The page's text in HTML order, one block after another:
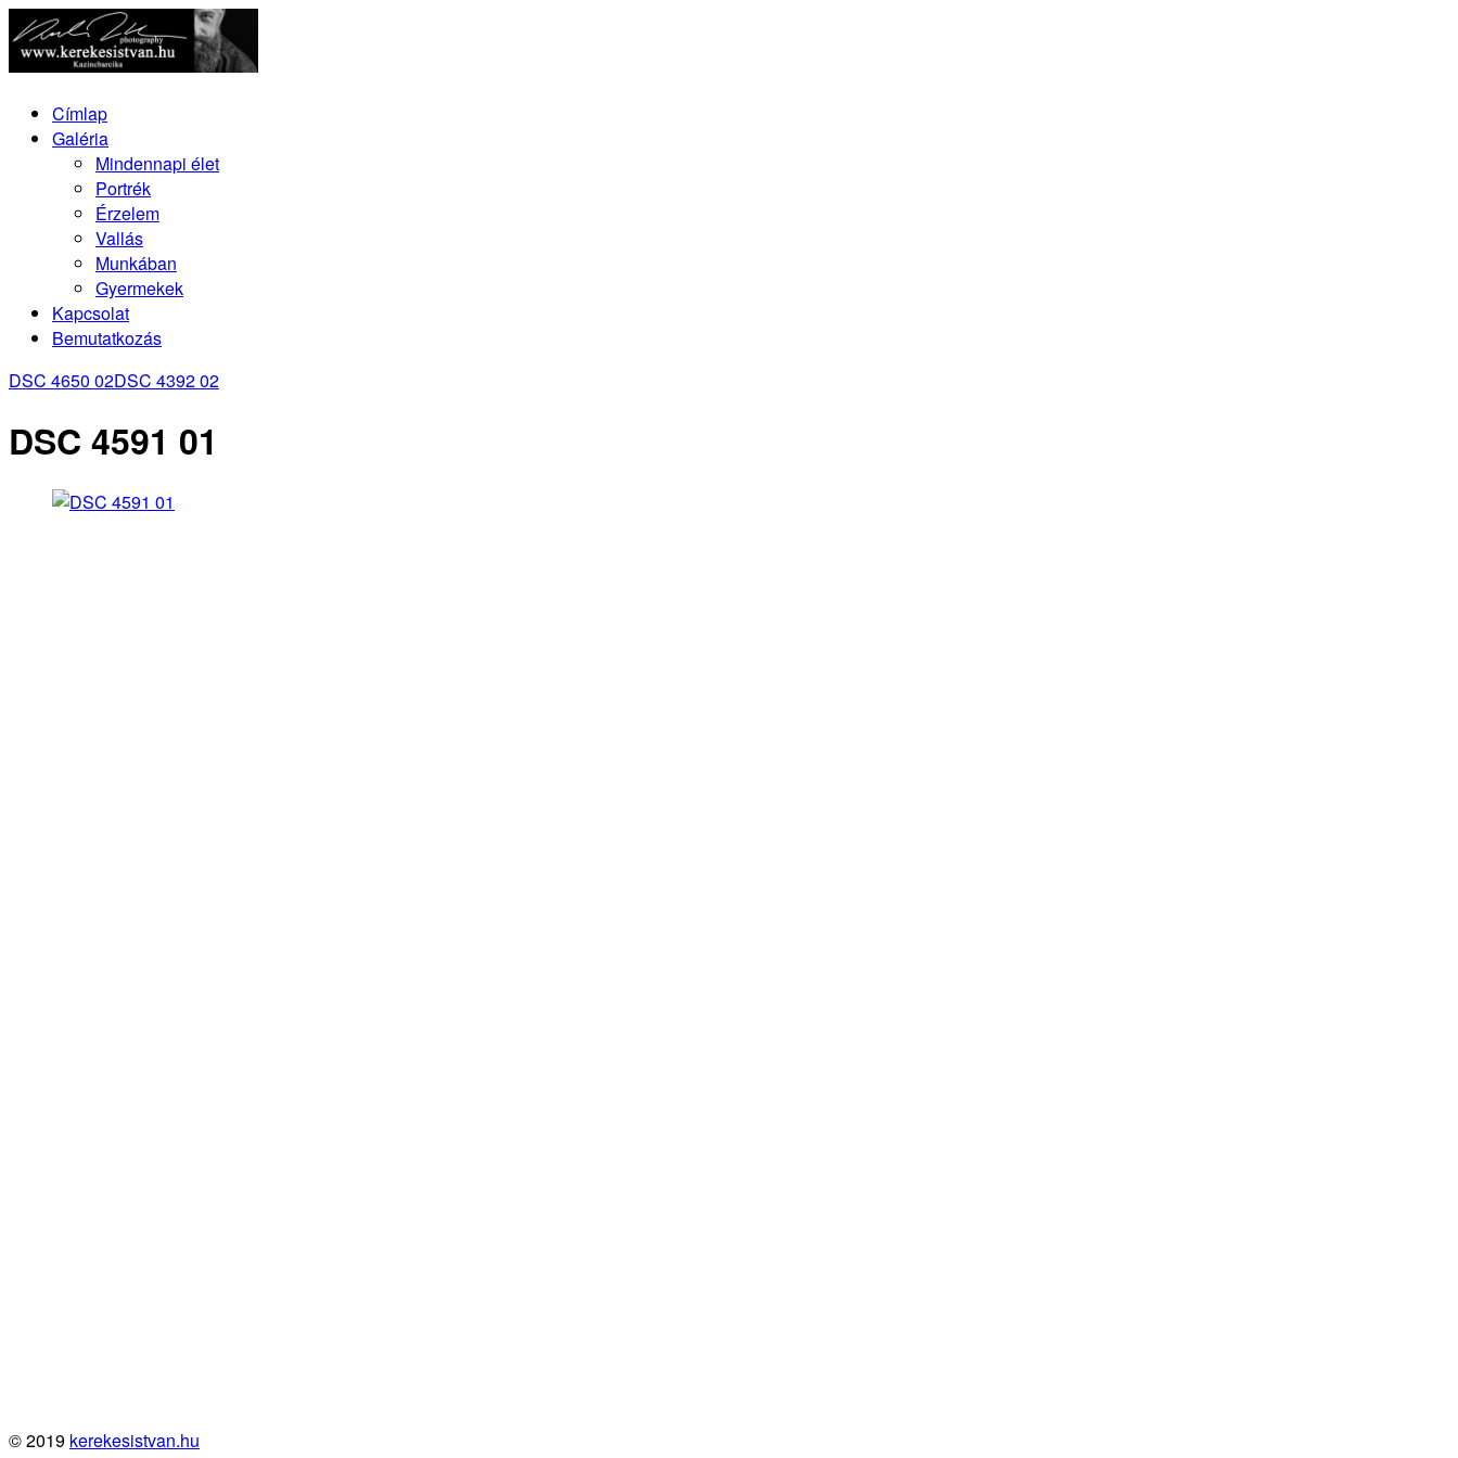
Címlap
Galéria
Mindennapi élet
Portrék
Érzelem
Vallás
Munkában
Gyermekek
Kapcsolat
Bemutatkozás
DSC 4650 02DSC 4392 02
DSC 4591 01
© 2019 kerekesistvan.hu